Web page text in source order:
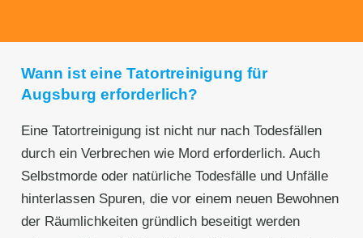
Wann ist eine Tatortreinigung für
Augsburg erforderlich?
Eine Tatortreinigung ist nicht nur nach Todesfällen
durch ein Verbrechen wie Mord erforderlich. Auch
Selbstmorde oder natürliche Todesfälle und Unfälle
hinterlassen Spuren, die vor einem neuen Bewohnen
der Räumlichkeiten gründlich beseitigt werden